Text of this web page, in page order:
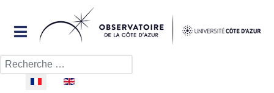
Rechercher
Sélectionnez votre langue